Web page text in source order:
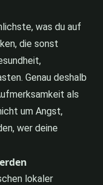
was du auf
die sonst
Genau deshalb
als
um Angst,
wer deine
lokaler